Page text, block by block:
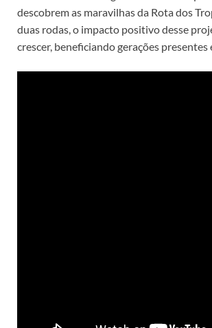
descobrem as maravilhas da Rota dos
duas rodas, o impacto positivo desse
crescer, beneficiando gerações presentes